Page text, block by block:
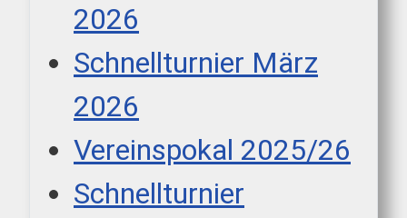
2026
Schnellturnier März
2026
Vereinspokal 2025/26
Schnellturnier